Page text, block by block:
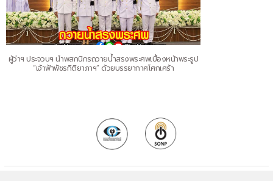
ผู้ว่าฯ ประจวบฯ นำพสกนิกรถวายน้ำสรงพระศพเบื้องหน้าพระรูป
“เจ้าฟ้าพัชรกิติยาภาฯ” ด้วยบรรยากาศโศกเศร้า